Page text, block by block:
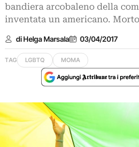
bandiera arcobaleno della
inventata un americano.
di Helga Marsala 03/04/2017
TAG LGBTQ MOMA